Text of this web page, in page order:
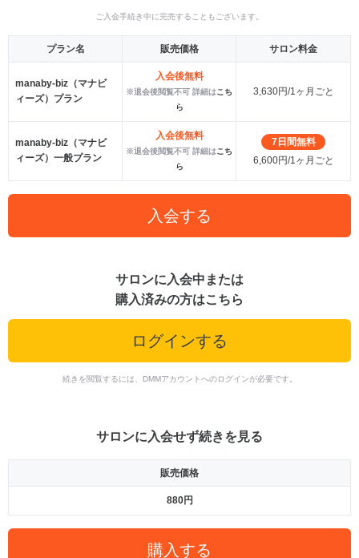
ご入会手続き中に完売することもございます。
プラン名 販売価格 サロン料金
manaby-biz（マナビ
ィーズ）プラン
入会後無料
※退会後閲覧不可 詳細はこち
ら
3,630円/1ヶ月ごと
manaby-biz（マナビ
ィーズ）一般プラン
入会後無料
※退会後閲覧不可 詳細はこち
ら
7日間無料
6,600円/1ヶ月ごと
入会する
サロンに入会中または
購入済みの方はこちら
ログインする
続きを閲覧するには、DMMアカウントへのログインが必要です。
サロンに入会せず続きを見る
販売価格
880円
購入する